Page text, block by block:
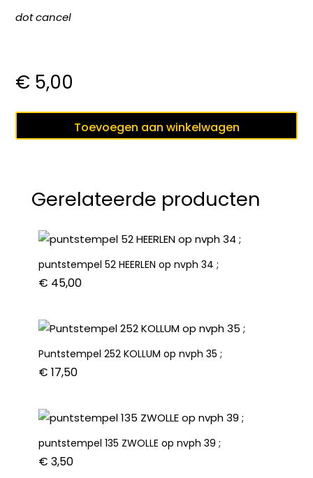
dot cancel
€ 5,00
87
Toevoegen aan winkelwagen
Gerelateerde producten
puntstempel 52 HEERLEN op nvph 34 ;
€ 45,00
Puntstempel 252 KOLLUM op nvph 35 ;
€ 17,50
puntstempel 135 ZWOLLE op nvph 39 ;
€ 3,50